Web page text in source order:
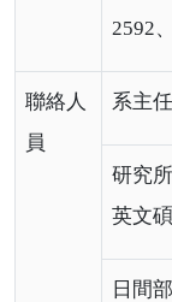
2592
聯絡人
員
系主任
研究
英文
日間